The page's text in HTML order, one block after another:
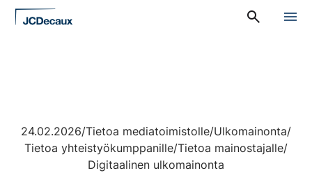
Siirry
suoraan
A
o
24.02.2026/Tietoa mediatoimistolle/Ulkomainonta/
Tietoa yhteistyökumppanille/Tietoa mainostajalle/
Digitaalinen ulkomainonta